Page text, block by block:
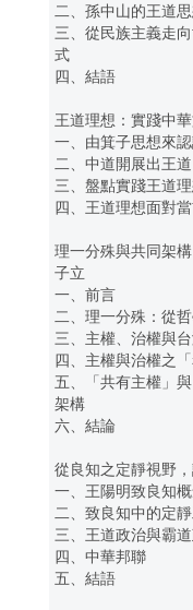
二、孫中山的王道
三、從民族主義走
式
四、結語
王道理想：實踐中
一、由箕子思想來
二、中道開展出王
三、盤點實踐王道
四、王道理想面對
理一分殊與共同架
子立
一、前言
二、理一分殊：從
三、主權、治權與
四、主權與治權之「
五、「共有主權」
架構
六、結論
從良知之定靜視野
一、王陽明致良知
二、致良知中的定
三、王道政治與霸
四、中華邦聯
五、結語